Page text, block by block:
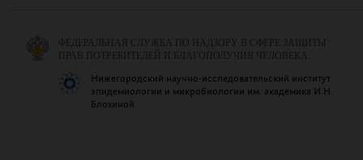
ФЕДЕРАЛЬНАЯ СЛУЖБА ПО НАДЗОРУ В СФЕРЕ ЗАЩИТЫ
ПРАВ ПОТРЕБИТЕЛЕЙ И БЛАГОПОЛУЧИЯ ЧЕЛОВЕКА
Нижегородский научно-исследовательский институт
эпидемиологии и микробиологии им. академика И.Н.
Блохиной